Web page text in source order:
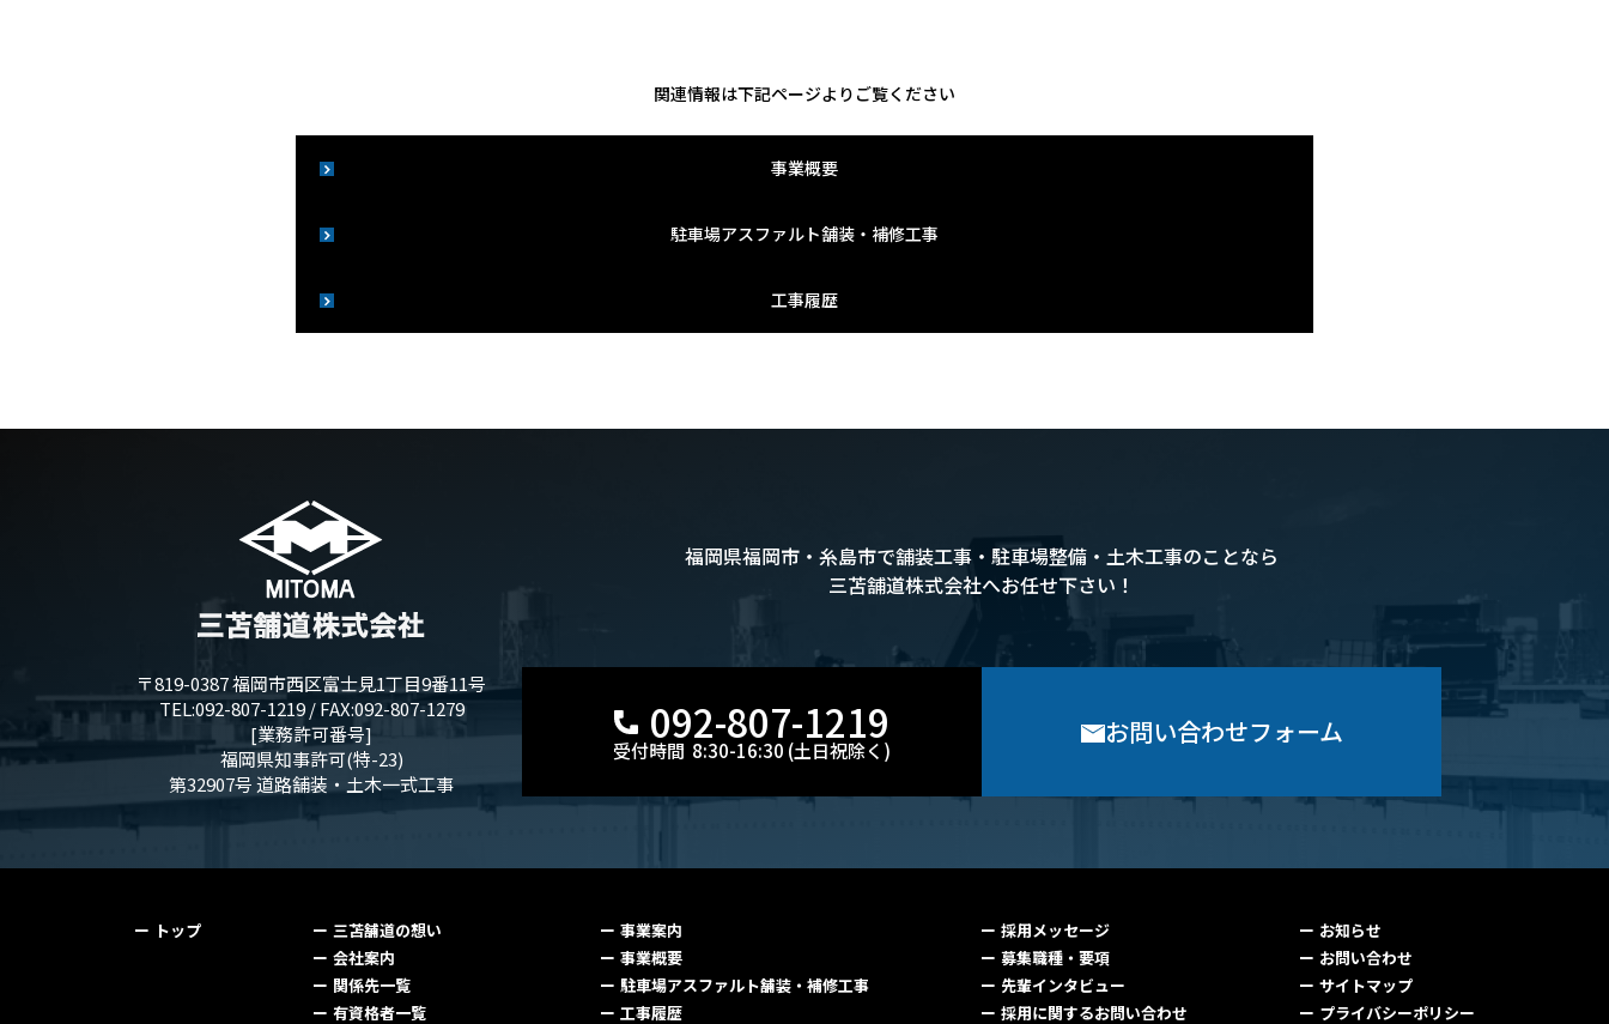
関連情報は下記ページよりご覧ください
事業概要
駐車場アスファルト舗装・補修工事
工事履歴
〒819-0387 福岡市西区富士見1丁目9番11号
TEL:092-807-1219 / FAX:092-807-1279
[業務許可番号]
福岡県知事許可(特-23)
第32907号 道路舗装・土木一式工事
福岡県福岡市・糸島市で舗装工事・駐車場整備・土木工事のことなら
三苫舗道株式会社へお任せ下さい！
092-807-1219
受付時間 8:30-16:30 (土日祝除く)
お問い合わせフォーム
トップ
三苫舗道の想い
会社案内
関係先一覧
有資格者一覧
事業案内
事業概要
駐車場アスファルト舗装・補修工事
工事履歴
採用メッセージ
募集職種・要項
先輩インタビュー
採用に関するお問い合わせ
お知らせ
お問い合わせ
サイトマップ
プライバシーポリシー